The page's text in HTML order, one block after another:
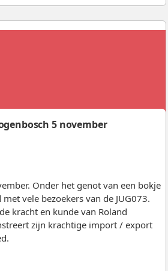
5 november
Onder het genot van een bokje
vele bezoekers van de JUG073.
kracht en kunde van Roland
zijn krachtige import / export